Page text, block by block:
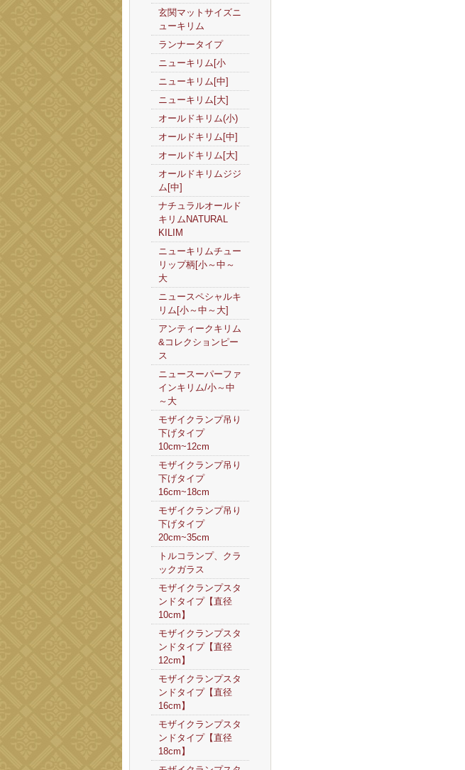
玄関マットサイズニ
ューキリム
ランナータイプ
ニューキリム[小
ニューキリム[中]
ニューキリム[大]
オールドキリム(小)
オールドキリム[中]
オールドキリム[大]
オールドキリムジジ
ム[中]
ナチュラルオールド
キリムNATURAL
KILIM
ニューキリムチュー
リップ柄[小～中～
大
ニュースペシャルキ
リム[小～中～大]
アンティークキリム
&コレクションピー
ス
ニュースーパーファ
インキリム/小～中
～大
モザイクランプ吊り
下げタイプ
10cm~12cm
モザイクランプ吊り
下げタイプ
16cm~18cm
モザイクランプ吊り
下げタイプ
20cm~35cm
トルコランプ、クラ
ックガラス
モザイクランプスタ
ンドタイプ【直径
10cm】
モザイクランプスタ
ンドタイプ【直径
12cm】
モザイクランプスタ
ンドタイプ【直径
16cm】
モザイクランプスタ
ンドタイプ【直径
18cm】